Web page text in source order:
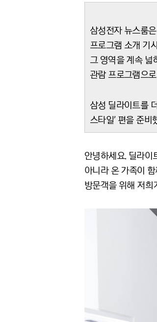
삼성전자 뉴스룸
프로그램 소개 기
그 영역을 계속 넓
관람 프로그램으
삼성 딜라이트를
스타일’ 편을 준비
안녕하세요. 딜라이
아니라 온 가족이
방문객을 위해 저희